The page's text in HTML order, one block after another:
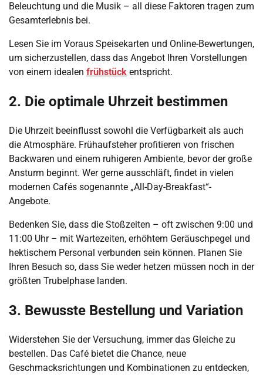
Beleuchtung und die Musik – all diese Faktoren tragen zum
Gesamterlebnis bei.
Lesen Sie im Voraus Speisekarten und Online-Bewertungen,
um sicherzustellen, dass das Angebot Ihren Vorstellungen
von einem idealen frühstück entspricht.
2. Die optimale Uhrzeit bestimmen
Die Uhrzeit beeinflusst sowohl die Verfügbarkeit als auch
die Atmosphäre. Frühaufsteher profitieren von frischen
Backwaren und einem ruhigeren Ambiente, bevor der große
Ansturm beginnt. Wer gerne ausschläft, findet in vielen
modernen Cafés sogenannte „All-Day-Breakfast“-
Angebote.
Bedenken Sie, dass die Stoßzeiten – oft zwischen 9:00 und
11:00 Uhr – mit Wartezeiten, erhöhtem Geräuschpegel und
hektischem Personal verbunden sein können. Planen Sie
Ihren Besuch so, dass Sie weder hetzen müssen noch in der
größten Trubelphase landen.
3. Bewusste Bestellung und Variation
Widerstehen Sie der Versuchung, immer das Gleiche zu
bestellen. Das Café bietet die Chance, neue
Geschmacksrichtungen und Kombinationen zu entdecken,